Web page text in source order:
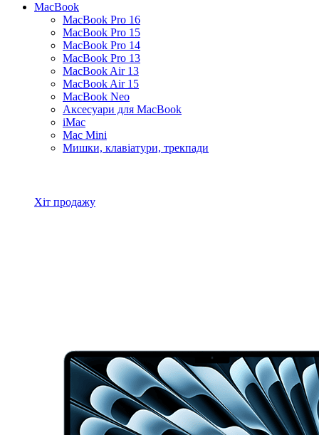
MacBook
MacBook Pro 16
MacBook Pro 15
MacBook Pro 14
MacBook Pro 13
MacBook Air 13
MacBook Air 15
MacBook Neo
Аксесуари для MacBook
iMac
Mac Mini
Мишки, клавіатури, трекпади
Хіт продажу